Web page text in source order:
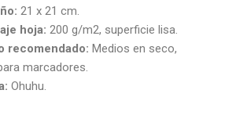
21 x 21 cm.
hoja: 200 g/m2, superficie lisa.
recomendado: Medios en seco,
marcadores.
Ohuhu.